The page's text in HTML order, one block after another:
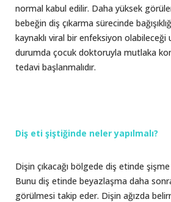
normal kabul edilir. Daha yüksek
bebeğin diş çıkarma sürecinde
kaynaklı viral bir enfeksiyon olabileceği
durumda çocuk doktoruyla mutlaka
tedavi başlanmalıdır.
Diş eti şiştiğinde neler yapılmalı?
Dişin çıkacağı bölgede diş etinde şişme
Bunu diş etinde beyazlaşma daha
görülmesi takip eder. Dişin ağızda